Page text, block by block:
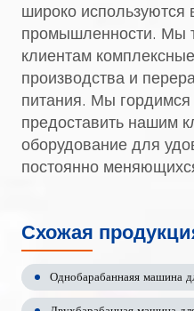
широко используются
промышленности. Мы
клиентам
производства и
питания. Мы
предоставить нашим
оборудование для
постоянно
Схожая
Однобарабаннаяя машина